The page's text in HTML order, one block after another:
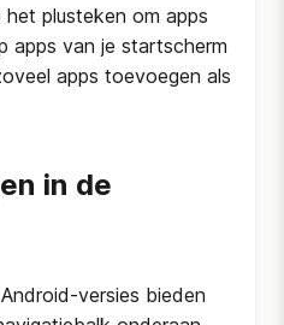
plusteken om apps
apps van je startscherm
apps toevoegen als
in de
versies bieden